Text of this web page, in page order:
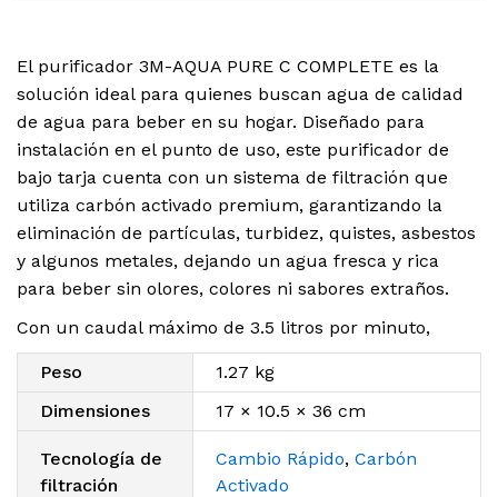
El purificador 3M-AQUA PURE C COMPLETE es la
solución ideal para quienes buscan agua de calidad
de agua para beber en su hogar. Diseñado para
instalación en el punto de uso, este purificador de
bajo tarja cuenta con un sistema de filtración que
utiliza carbón activado premium, garantizando la
eliminación de partículas, turbidez, quistes, asbestos
y algunos metales, dejando un agua fresca y rica
para beber sin olores, colores ni sabores extraños.
Con un caudal máximo de 3.5 litros por minuto,
Peso
1.27 kg
Dimensiones
17 × 10.5 × 36 cm
Tecnología de
filtración
Cambio Rápido, Carbón
Activado